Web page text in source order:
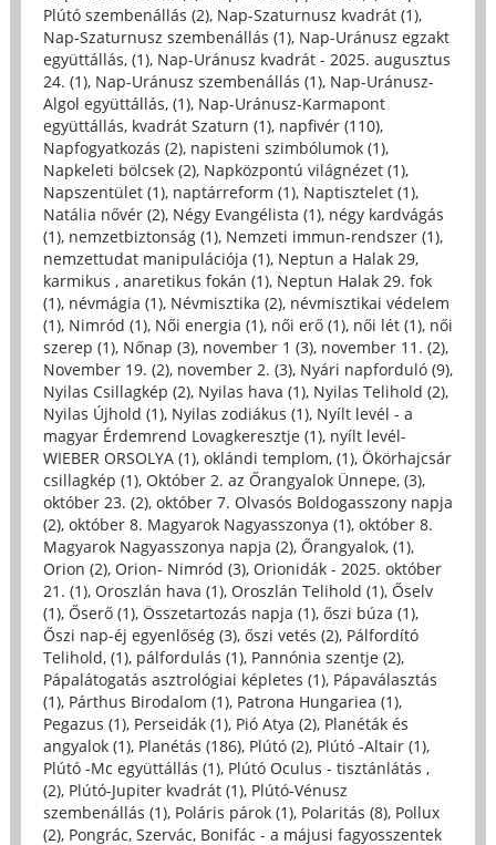
Plútó szembenállás (2), Nap-Szaturnusz kvadrát (1),
Nap-Szaturnusz szembenállás (1), Nap-Uránusz egzakt
együttállás, (1), Nap-Uránusz kvadrát - 2025. augusztus
24. (1), Nap-Uránusz szembenállás (1), Nap-Uránusz-
Algol együttállás, (1), Nap-Uránusz-Karmapont
együttállás, kvadrát Szaturn (1), napfivér (110),
Napfogyatkozás (2), napisteni szimbólumok (1),
Napkeleti bölcsek (2), Napközpontú világnézet (1),
Napszentület (1), naptárreform (1), Naptisztelet (1),
Natália nővér (2), Négy Evangélista (1), négy kardvágás
(1), nemzetbiztonság (1), Nemzeti immun-rendszer (1),
nemzettudat manipulációja (1), Neptun a Halak 29,
karmikus , anaretikus fokán (1), Neptun Halak 29. fok
(1), névmágia (1), Névmisztika (2), névmisztikai védelem
(1), Nimród (1), Női energia (1), női erő (1), női lét (1), női
szerep (1), Nőnap (3), november 1 (3), november 11. (2),
November 19. (2), november 2. (3), Nyári napforduló (9),
Nyilas Csillagkép (2), Nyilas hava (1), Nyilas Telihold (2),
Nyilas Újhold (1), Nyilas zodiákus (1), Nyílt levél - a
magyar Érdemrend Lovagkeresztje (1), nyílt levél-
WIEBER ORSOLYA (1), oklándi templom, (1), Ökörhajcsár
csillagkép (1), Október 2. az Őrangyalok Ünnepe, (3),
október 23. (2), október 7. Olvasós Boldogasszony napja
(2), október 8. Magyarok Nagyasszonya (1), október 8.
Magyarok Nagyasszonya napja (2), Őrangyalok, (1),
Orion (2), Orion- Nimród (3), Orionidák - 2025. október
21. (1), Oroszlán hava (1), Oroszlán Telihold (1), Őselv
(1), Őserő (1), Összetartozás napja (1), őszi búza (1),
Őszi nap-éj egyenlőség (3), őszi vetés (2), Pálfordító
Telihold, (1), pálfordulás (1), Pannónia szentje (2),
Pápalátogatás asztrológiai képletes (1), Pápaválasztás
(1), Párthus Birodalom (1), Patrona Hungariea (1),
Pegazus (1), Perseidák (1), Pió Atya (2), Planéták és
angyalok (1), Planétás (186), Plútó (2), Plútó -Altair (1),
Plútó -Mc együttállás (1), Plútó Oculus - tisztánlátás ,
(2), Plútó-Jupiter kvadrát (1), Plútó-Vénusz
szembenállás (1), Poláris párok (1), Polaritás (8), Pollux
(2), Pongrác, Szervác, Bonifác - a májusi fagyosszentek